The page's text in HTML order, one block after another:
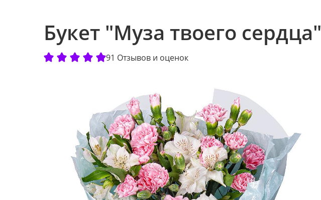
Букет "Муза твоего сердца"
91 Отзывов и оценок